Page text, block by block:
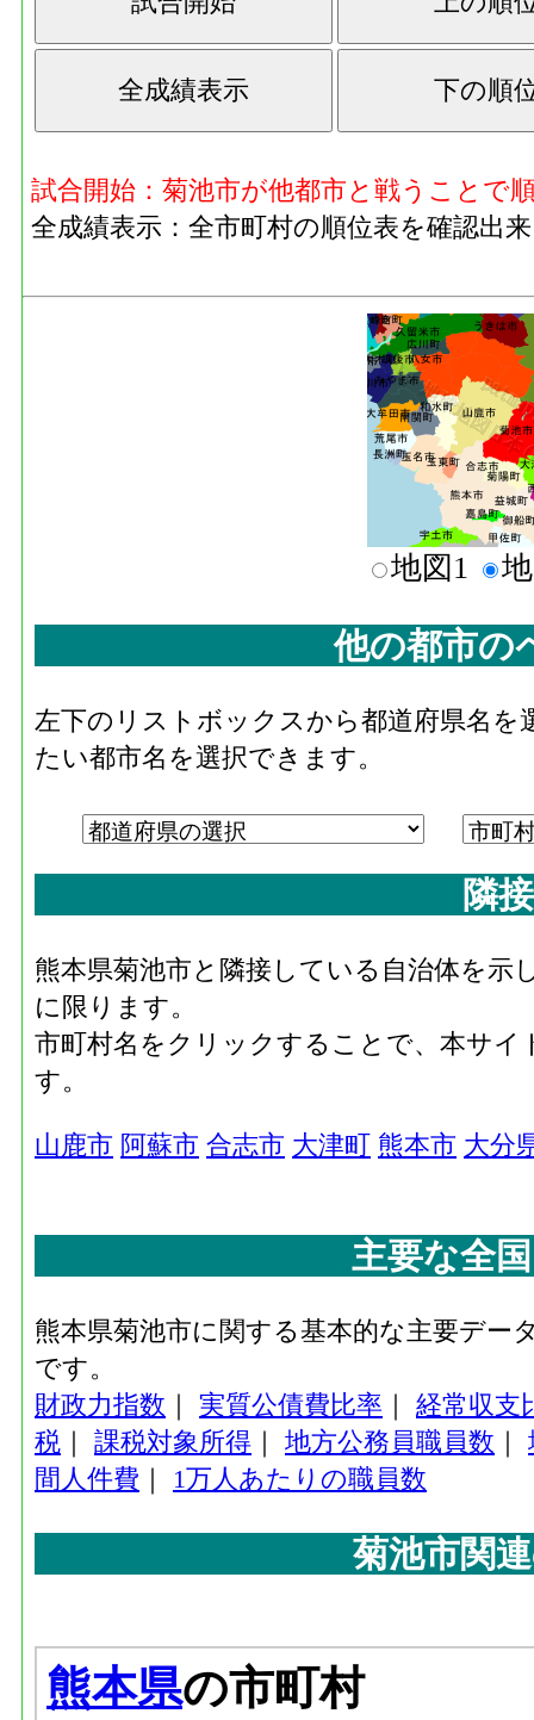
試合開始：菊池市が他都市と戦うことで
全成績表示：全市町村の順位表を確認出
地図1
他の都市の
左下のリストボックスから都道府県名
たい都市名を選択できます。
隣
熊本県菊池市と隣接している自治体を示
に限ります。
市町村名をクリックすることで、本サ
す。
山鹿市 阿蘇市 合志市 大津町 熊本市 大分
主要な全
熊本県菊池市に関する基本的な主要デ
です。
財政力指数 ｜ 実質公債費比率 ｜ 経常収支
税 ｜ 課税対象所得 ｜ 地方公務員職員数 ｜
間人件費 ｜ 1万人あたりの職員数
菊池市関